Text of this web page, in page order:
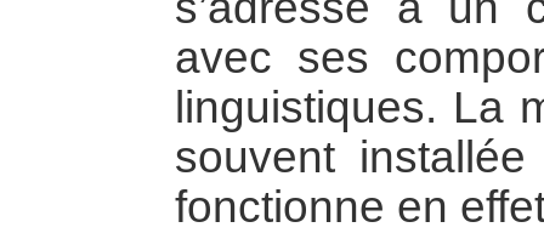
avec ses
linguistiques. La
souvent
fonctionne en